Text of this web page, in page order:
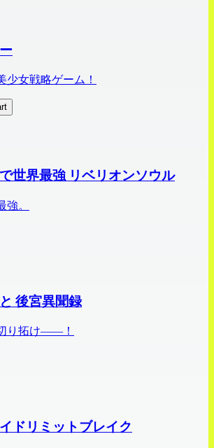
少女戦略ゲーム！
世界最強 リベリオンソウル
。
後宮異聞録
り拓け――！
ドリミットブレイク